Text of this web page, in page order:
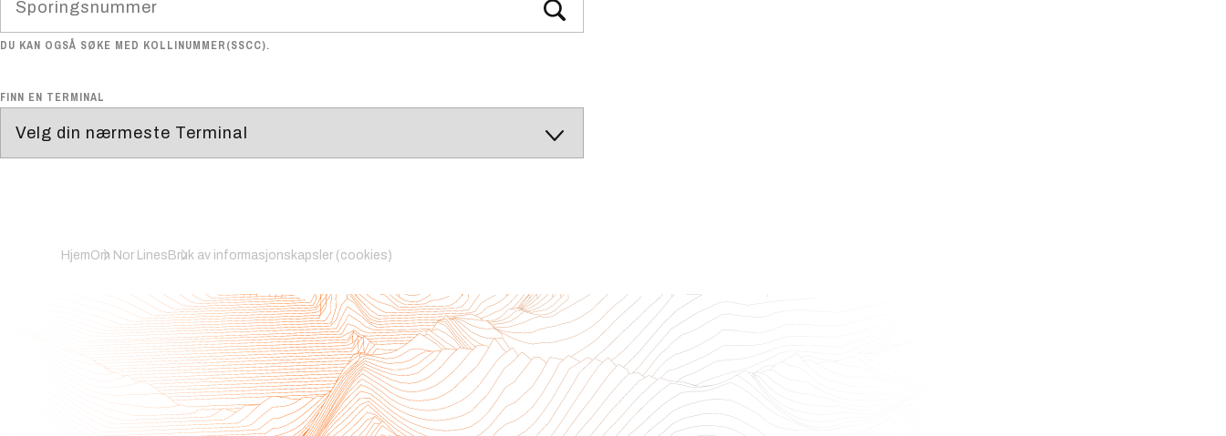
DU KAN OGSÅ SØKE MED KOLLINUMMER(SSCC).
FINN EN TERMINAL
HjemOm Nor Lines Bruk av informasjonskapsler (cookies)